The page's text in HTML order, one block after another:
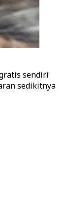
sendiri
sedikitnya